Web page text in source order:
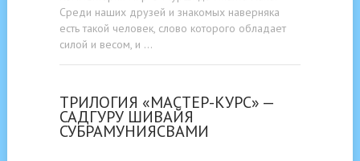
Среди наших друзей и знакомых наверняка
есть такой человек, слово которого обладает
силой и весом, и …
ТРИЛОГИЯ «МАСТЕР-КУРС» —
САДГУРУ ШИВАЙЯ
СУБРАМУНИЯСВАМИ